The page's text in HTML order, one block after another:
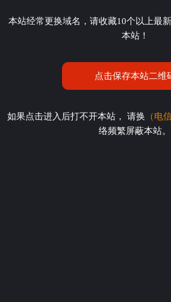
本站经常更换域名，请收藏10个以上最
本站！
点击保存本站二维
如果点击进入后打不开本站， 请换 （电
络频繁屏蔽本站。